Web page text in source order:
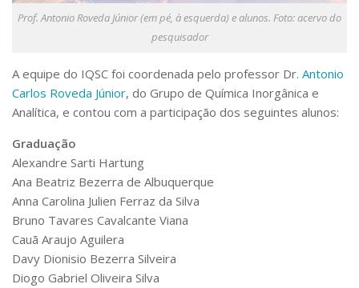
Prof. Antonio Roveda Júnior (em pé, à esquerda) e alunos. Foto: acervo do
pesquisador
A equipe do IQSC foi coordenada pelo professor Dr. Antonio
Carlos Roveda Júnior, do Grupo de Química Inorgânica e
Analítica, e contou com a participação dos seguintes alunos:
Graduação
Alexandre Sarti Hartung
Ana Beatriz Bezerra de Albuquerque
Anna Carolina Julien Ferraz da Silva
Bruno Tavares Cavalcante Viana
Cauã Araujo Aguilera
Davy Dionisio Bezerra Silveira
Diogo Gabriel Oliveira Silva